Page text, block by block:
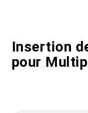
Insertion
pour